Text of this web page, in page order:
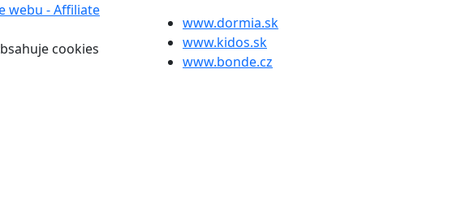
webu - Affiliate
cookies
www.dormia.sk
www.kidos.sk
www.bonde.cz